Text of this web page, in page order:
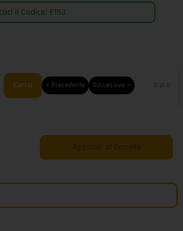
il Codice: E153
Cerca < Precedente Successivo > 0 di 0
Aggiungi al Carrello